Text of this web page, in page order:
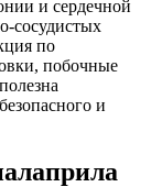
и сердечной
сосудистых
по
побочные
и